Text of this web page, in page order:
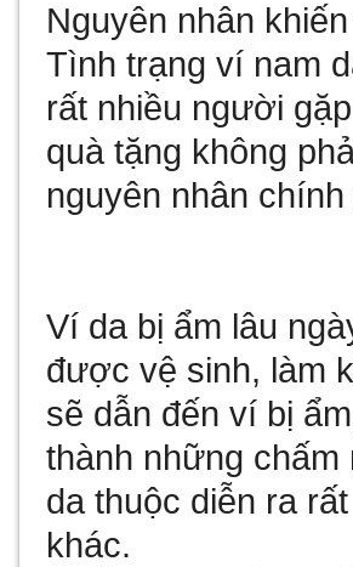
Nguyên nhân
Tình trạng ví nam
rất nhiều người
quà tặng không
nguyên nhân
Ví da bị ẩm lâu
được vệ sinh, làm
sẽ dẫn đến ví bị
thành những
da thuộc diễn ra
khác.